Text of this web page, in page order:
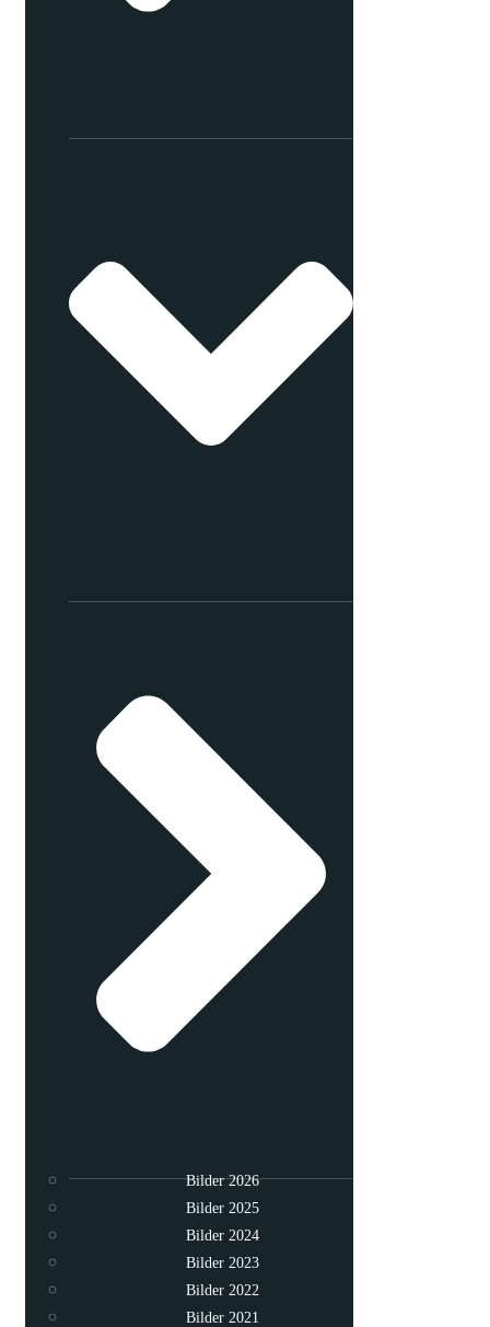
Bilder 2026
Bilder 2025
Bilder 2024
Bilder 2023
Bilder 2022
Bilder 2021